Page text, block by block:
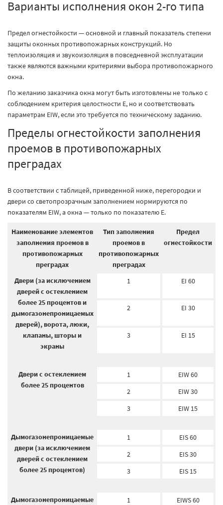
Варианты исполнения окон 2-го типа
Предел огнестойкости — основной и главный показатель степени
защиты оконных противопожарных конструкций. Но
теплоизоляция и звукоизоляция в повседневной эксплуатации
также являются важными критериями выбора противопожарного
окна.
По желанию заказчика окна могут быть изготовлены не только с
соблюдением критерия целостности E, но и соответствовать
параметрам EIW, если это требуется по техническому заданию.
Пределы огнестойкости заполнения
проемов в противопожарных
преградах
В соответствии с таблицей, приведенной ниже, перегородки и
двери со светопрозрачным заполнением нормируются по
показателям EIW, а окна — только по показателю E.
Наименование элементов
заполнения проемов в
противопожарных
преградах
Тип заполнения
проемов в
противопожарных
преградах
Предел
огнестойкости
Двери (за исключением
дверей с остеклением
более 25 процентов и
дымогазонепроницаемых
дверей), ворота, люки,
клапаны, шторы и
экраны
1 EI 60
2 EI 30
3 EI 15
Двери с остеклением
более 25 процентов
1
EIW 60
2
EIW 30
3
EIW 15
Дымогазонепроницаемые
двери (за исключением
дверей с остеклением
более 25 процентов)
1
EIS 60
2
EIS 30
3
EIS 15
Дымогазонепроницаемые
1
EIWS 60